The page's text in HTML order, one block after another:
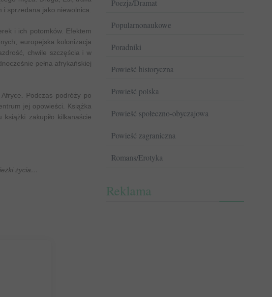
i sprzedana jako niewolnica.
i ich potomków. Efektem
europejska kolonizacja
chwile szczęścia i w
pełna afrykańskiej
Podczas podróży po
jej opowieści. Książka
zakupiło kilkanaście
życia…
Poezja/Dramat
Popularnonaukowe
Poradniki
Powieść historyczna
Powieść polska
Powieść społeczno-obyczajowa
Powieść zagraniczna
Romans/Erotyka
Reklama